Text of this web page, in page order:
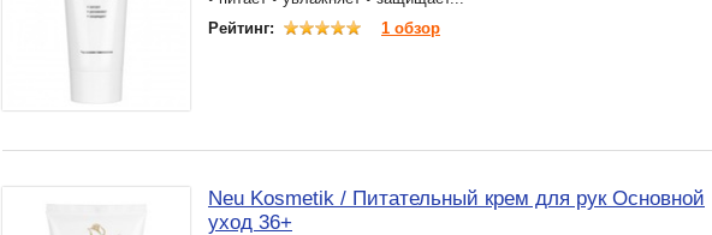
Рейтинг:
1 обзор
Neu Kosmetik / Питательный крем для рук Основной
уход 36+